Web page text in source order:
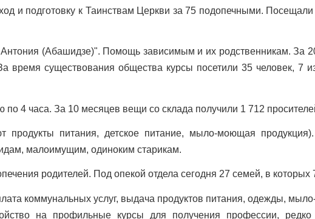
и подготовку к Таинствам Церкви за 75 подопечными.
(Абашидзе)". Помощь зависимым и их родственникам. За
время существования общества курсы посетили 35 человек, 7
4 часа. За 10 месяцев вещи со склада получили 1 712
продукты питания, детское питание, мыло-моющая
малоимущим, одиноким старикам.
родителей. Под опекой отдела сегодня 27 семей, в которых
коммунальных услуг, выдача продуктов питания, одежды,
на профильные курсы для получения профессии, редко